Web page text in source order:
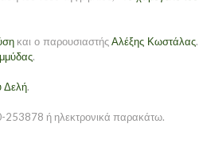
και ο παρουσιαστήςΑλέξης Κωστάλας.
.
Δελή.
253878 ή ηλεκτρονικά παρακάτω.